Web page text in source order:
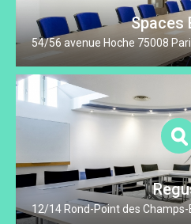
Spaces
54/56 avenue Hoche 75008
12/14 Rond-Point des